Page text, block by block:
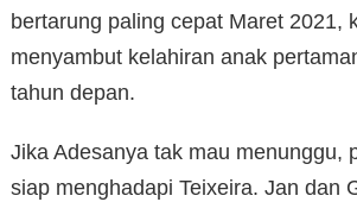
bertarung paling cepat Maret 2021,
menyambut kelahiran anak
tahun depan.
Jika Adesanya tak mau menunggu,
siap menghadapi Teixeira. Jan dan